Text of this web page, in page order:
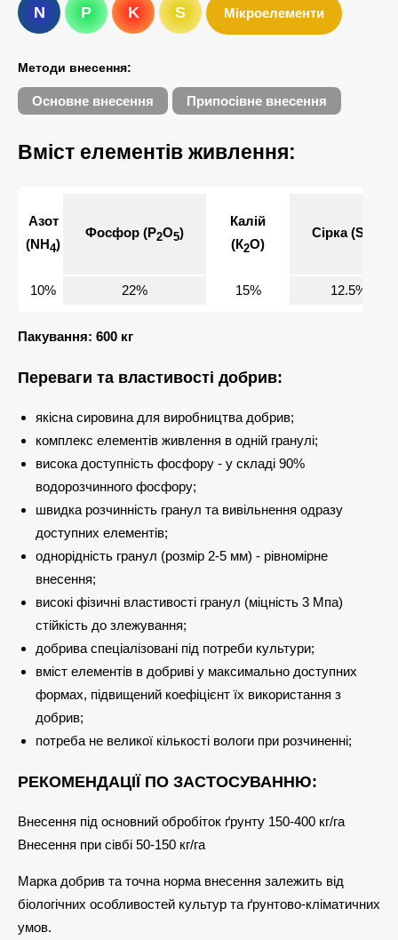
N P K S Мікроелементи
Методи внесення:
Основне внесення Припосівне внесення
Вміст елементів живлення:
Азот
(NH4)
Фосфор (Р2О5)
Калій
(К2О)
Сірка (SO
10% 22% 15% 12.5%
Пакування: 600 кг
Переваги та властивості добрив:
якісна сировина для виробництва добрив;
комплекс елементів живлення в одній гранулі;
висока доступність фосфору - у складі 90%
водорозчинного фосфору;
швидка розчинність гранул та вивільнення одразу
доступних елементів;
однорідність гранул (розмір 2-5 мм) - рівномірне
внесення;
високі фізичні властивості гранул (міцність 3 Мпа)
стійкість до злежування;
добрива спеціалізовані під потреби культури;
вміст елементів в добриві у максимально доступних
формах, підвищений коефіцієнт їх використання з
добрив;
потреба не великої кількості вологи при розчиненні;
РЕКОМЕНДАЦІЇ ПО ЗАСТОСУВАННЮ:
Внесення під основний обробіток ґрунту 150-400 кг/га
Внесення при сівбі 50-150 кг/га
Марка добрив та точна норма внесення залежить від
біологічних особливостей культур та ґрунтово-кліматичних
умов.